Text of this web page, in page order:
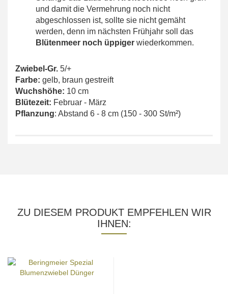
und damit die Vermehrung noch nicht
abgeschlossen ist, sollte sie nicht gemäht
werden, denn im nächsten Frühjahr soll das
Blütenmeer noch üppiger wiederkommen.
Zwiebel-Gr. 5/+
Farbe: gelb, braun gestreift
Wuchshöhe: 10 cm
Blütezeit: Februar - März
Pflanzung: Abstand 6 - 8 cm (150 - 300 St/m²)
ZU DIESEM PRODUKT EMPFEHLEN WIR
IHNEN: